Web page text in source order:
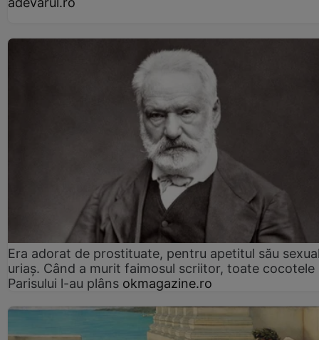
Era adorat de prostituate, pentru apetitul său
uriaș. Când a murit faimosul scriitor, toate cocotele
Parisului l-au plâns okmagazine.ro